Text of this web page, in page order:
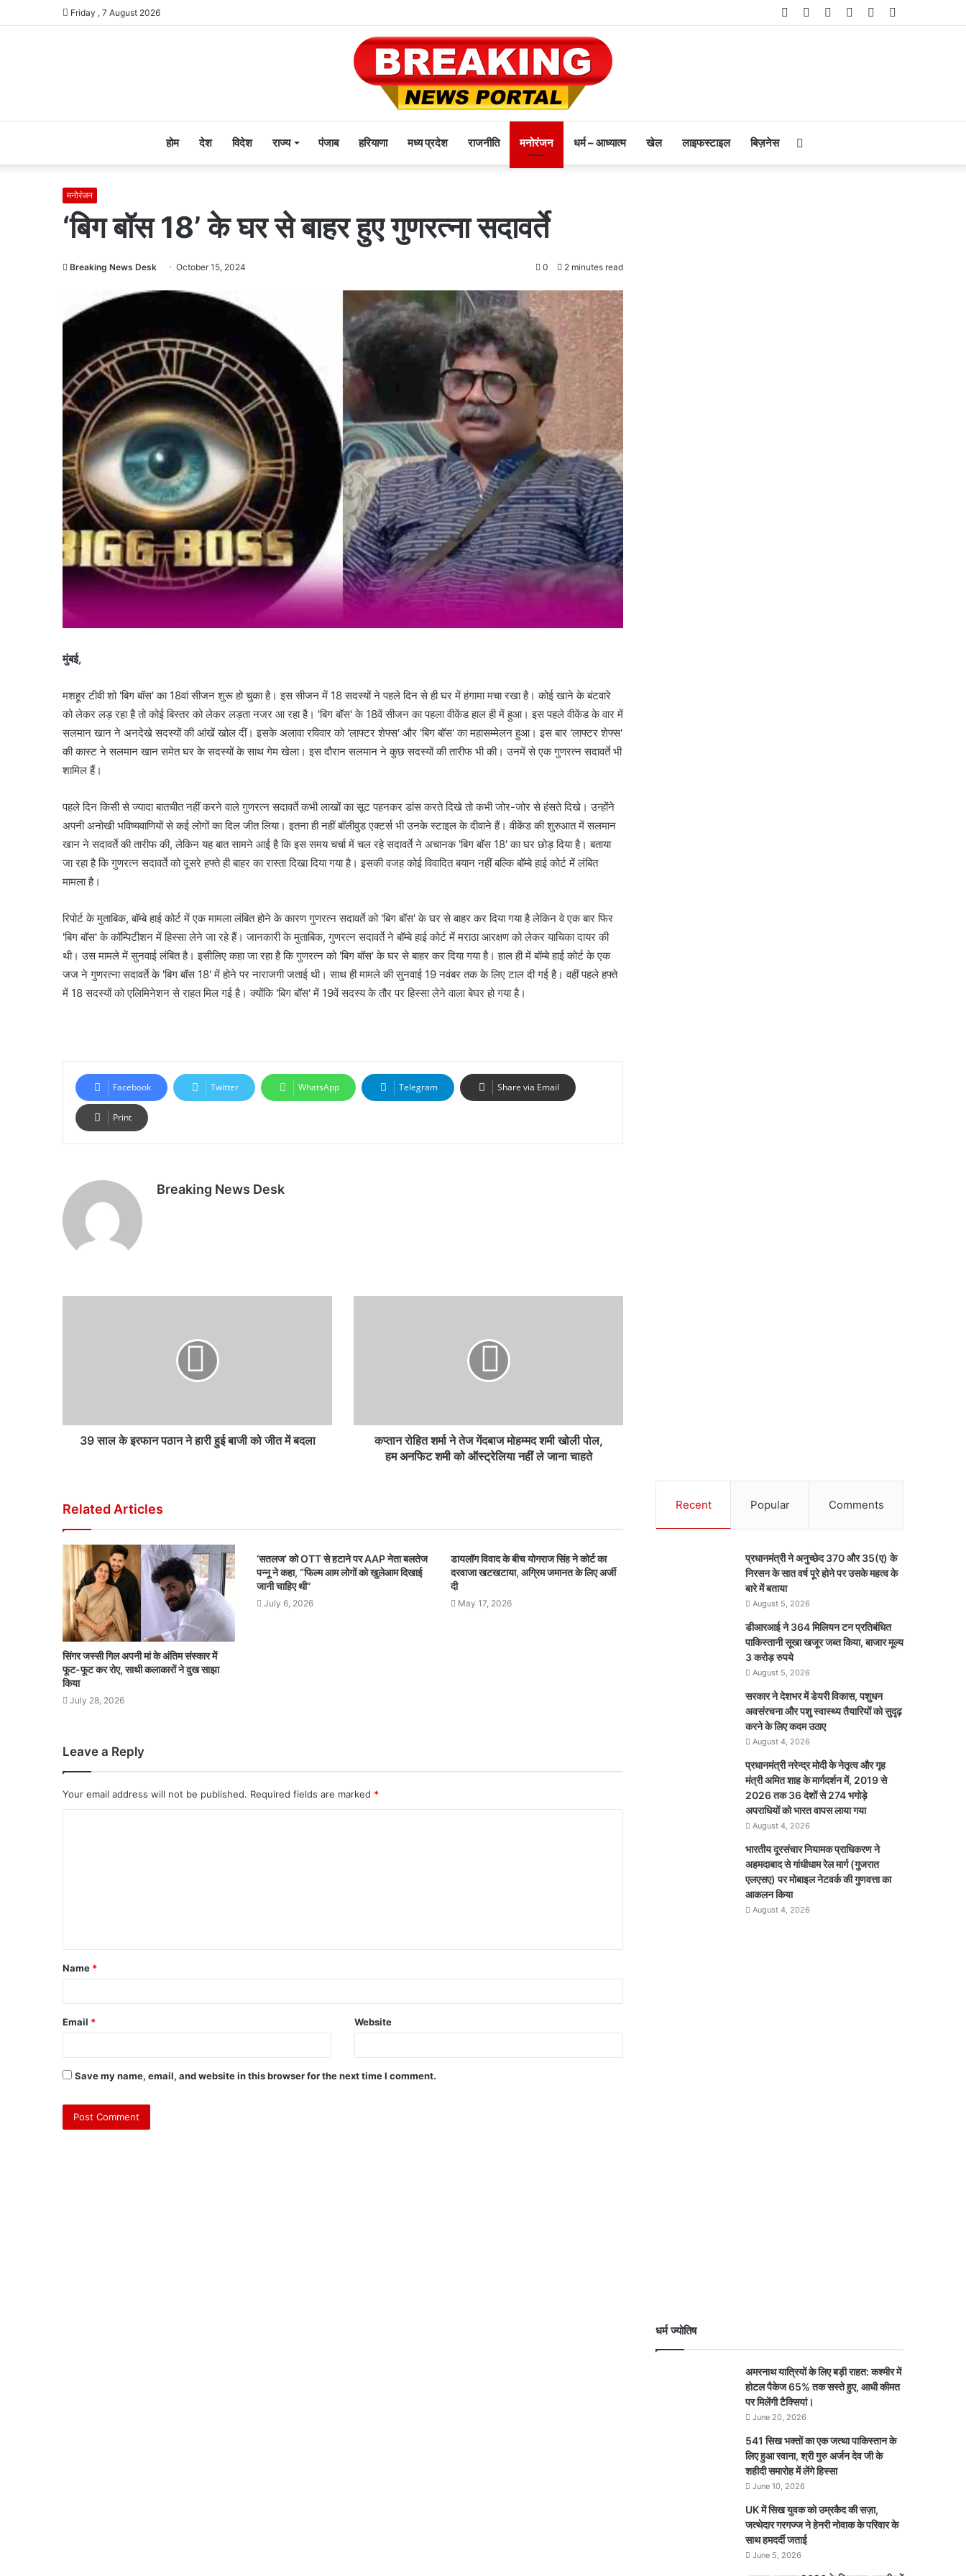
Friday , 7 August 2026 Telegram
Instagram
YouTube
Twitter
Facebook
होम देश विदेश राज्य पंजाब हरियाणा मध्य प्रदेश राजनीति मनोरंजन धर्म – आध्यात्म खेल लाइफस्टाइल बिज़नेस
मनोरंजन
‘बिग बॉस 18’ के घर से बाहर हुए गुणरत्ना सदावर्ते
Breaking News Desk October 15, 2024 0 2 minutes read
मुंबई,
मशहूर टीवी शो 'बिग बॉस' का 18वां सीजन शुरू हो चुका है। इस सीजन में 18 सदस्यों ने पहले दिन से ही घर में हंगामा मचा रखा है। कोई खाने के बंटवारे
को लेकर लड़ रहा है तो कोई बिस्तर को लेकर लड़ता नजर आ रहा है। 'बिग बॉस' के 18वें सीजन का पहला वीकेंड हाल ही में हुआ। इस पहले वीकेंड के वार में
सलमान खान ने अनदेखे सदस्यों की आंखें खोल दीं। इसके अलावा रविवार को 'लाफ्टर शेफ्स' और 'बिग बॉस' का महासम्मेलन हुआ। इस बार 'लाफ्टर शेफ्स'
की कास्ट ने सलमान खान समेत घर के सदस्यों के साथ गेम खेला। इस दौरान सलमान ने कुछ सदस्यों की तारीफ भी की। उनमें से एक गुणरत्न सदावर्ते भी
शामिल हैं।
पहले दिन किसी से ज्यादा बातचीत नहीं करने वाले गुणरत्न सदावर्ते कभी लाखों का सूट पहनकर डांस करते दिखे तो कभी जोर-जोर से हंसते दिखे। उन्होंने
अपनी अनोखी भविष्यवाणियों से कई लोगों का दिल जीत लिया। इतना ही नहीं बॉलीवुड एक्टर्स भी उनके स्टाइल के दीवाने हैं। वीकेंड की शुरुआत में सलमान
खान ने सदावर्ते की तारीफ की, लेकिन यह बात सामने आई है कि इस समय चर्चा में चल रहे सदावर्ते ने अचानक 'बिग बॉस 18' का घर छोड़ दिया है। बताया
जा रहा है कि गुणरत्न सदावर्ते को दूसरे हफ्ते ही बाहर का रास्ता दिखा दिया गया है। इसकी वजह कोई विवादित बयान नहीं बल्कि बॉम्बे हाई कोर्ट में लंबित
मामला है।
रिपोर्ट के मुताबिक, बॉम्बे हाई कोर्ट में एक मामला लंबित होने के कारण गुणरत्न सदावर्ते को 'बिग बॉस' के घर से बाहर कर दिया गया है लेकिन वे एक बार फिर
'बिग बॉस' के कॉम्पिटीशन में हिस्सा लेने जा रहे हैं। जानकारी के मुताबिक, गुणरत्न सदावर्ते ने बॉम्बे हाई कोर्ट में मराठा आरक्षण को लेकर याचिका दायर की
थी। उस मामले में सुनवाई लंबित है। इसीलिए कहा जा रहा है कि गुणरत्न को 'बिग बॉस' के घर से बाहर कर दिया गया है। हाल ही में बॉम्बे हाई कोर्ट के एक
जज ने गुणरत्ना सदावर्ते के 'बिग बॉस 18' में होने पर नाराजगी जताई थी। साथ ही मामले की सुनवाई 19 नवंबर तक के लिए टाल दी गई है। वहीं पहले हफ्ते
में 18 सदस्यों को एलिमिनेशन से राहत मिल गई है। क्योंकि 'बिग बॉस' में 19वें सदस्य के तौर पर हिस्सा लेने वाला बेघर हो गया है।
Facebook Twitter WhatsApp Telegram Share via Email
Print
Breaking News Desk
39 साल के इरफान पठान ने हारी हुई बाजी को जीत में बदला
कप्तान रोहित शर्मा ने तेज गेंदबाज मोहम्मद शमी खोली पोल,
हम अनफिट शमी को ऑस्ट्रेलिया नहीं ले जाना चाहते
Related Articles
सिंगर जस्सी गिल अपनी मां के अंतिम संस्कार में
फूट-फूट कर रोए, साथी कलाकारों ने दुख साझा
किया
July 28, 2026
‘सतलज’ को OTT से हटाने पर AAP नेता बलतेज
पन्नू ने कहा, “फिल्म आम लोगों को खुलेआम दिखाई
जानी चाहिए थी”
July 6, 2026
डायलॉग विवाद के बीच योगराज सिंह ने कोर्ट का
दरवाजा खटखटाया, अग्रिम जमानत के लिए अर्जी
दी
May 17, 2026
Leave a Reply
Your email address will not be published. Required fields are marked *
Name *
Email * Website
Save my name, email, and website in this browser for the next time I comment.
Recent Popular Comments
प्रधानमंत्री ने अनुच्छेद 370 और 35(ए) के
निरसन के सात वर्ष पूरे होने पर उसके महत्व के
बारे में बताया
August 5, 2026
डीआरआई ने 364 मिलियन टन प्रतिबंधित
पाकिस्तानी सूखा खजूर जब्त किया, बाजार मूल्य
3 करोड़ रुपये
August 5, 2026
सरकार ने देशभर में डेयरी विकास, पशुधन
अवसंरचना और पशु स्वास्थ्य तैयारियों को सुदृढ़
करने के लिए कदम उठाए
August 4, 2026
प्रधानमंत्री नरेन्द्र मोदी के नेतृत्व और गृह
मंत्री अमित शाह के मार्गदर्शन में, 2019 से
2026 तक 36 देशों से 274 भगोड़े
अपराधियों को भारत वापस लाया गया
August 4, 2026
भारतीय दूरसंचार नियामक प्राधिकरण ने
अहमदाबाद से गांधीधाम रेल मार्ग (गुजरात
एलएसए) पर मोबाइल नेटवर्क की गुणवत्ता का
आकलन किया
August 4, 2026
धर्म ज्योतिष
अमरनाथ यात्रियों के लिए बड़ी राहत: कश्मीर में
होटल पैकेज 65% तक सस्ते हुए, आधी कीमत
पर मिलेंगी टैक्सियां।
June 20, 2026
541 सिख भक्तों का एक जत्था पाकिस्तान के
लिए हुआ रवाना, श्री गुरु अर्जन देव जी के
शहीदी समारोह में लेंगे हिस्सा
June 10, 2026
UK में सिख युवक को उम्रकैद की सज़ा,
जत्थेदार गरगज्ज ने हेनरी नोवाक के परिवार के
साथ हमदर्दी जताई
June 5, 2026